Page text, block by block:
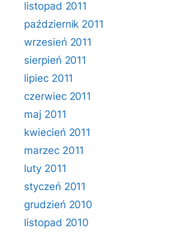
listopad 2011
październik 2011
wrzesień 2011
sierpień 2011
lipiec 2011
czerwiec 2011
maj 2011
kwiecień 2011
marzec 2011
luty 2011
styczeń 2011
grudzień 2010
listopad 2010